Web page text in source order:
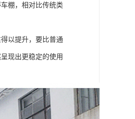
棚，相对比传统类
以提升，要比普通
现出更稳定的使用